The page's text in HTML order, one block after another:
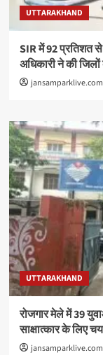
UTTARAKHAND
SIR में 92 प्रतिशत से
अधिकारी ने की जिलों
jansamparklive.com
UTTARAKHAND
रोजगार मेले में 39
साक्षात्कार के लिए
jansamparklive.com